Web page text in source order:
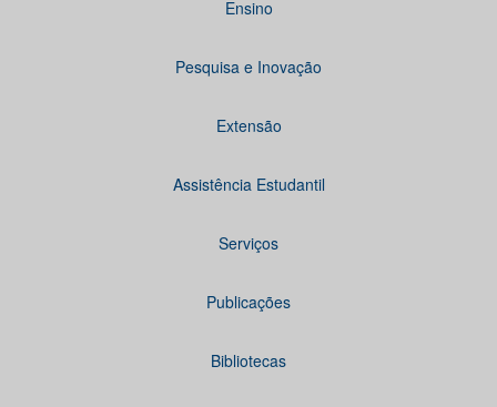
Ensino
Pesquisa e Inovação
Extensão
Assistência Estudantil
Serviços
Publicações
Bibliotecas